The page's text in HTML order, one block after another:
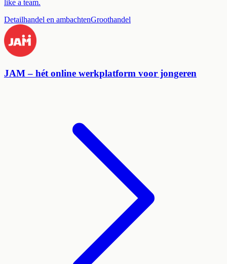
like a team.
Detailhandel en ambachtenGroothandel
JAM – hét online werkplatform voor jongeren